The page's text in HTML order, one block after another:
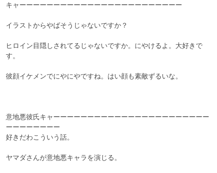
キャーーーーーーーーーーーーーーーーーーーーーーーー
イラストからやばそうじゃないですか？
ヒロイン目隠しされてるじゃないですか。にやけるよ。大好きで
す。
彼顔イケメンでにやにやですね。はい顔も素敵ずるいな。
意地悪彼氏キャーーーーーーーーーーーーーーーーーーーーーーー
ーーーーーーーー
好きだわこういう話。
ヤマダさんが意地悪キャラを演じる。